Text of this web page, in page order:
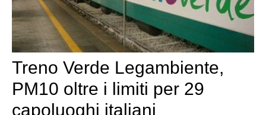
Treno Verde Legambiente,
PM10 oltre i limiti per 29
capoluoghi italiani